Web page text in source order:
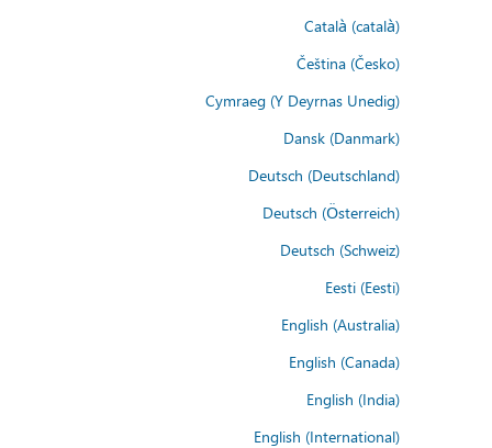
Català (català)
Čeština (Česko)
Cymraeg (Y Deyrnas Unedig)
Dansk (Danmark)
Deutsch (Deutschland)
Deutsch (Österreich)
Deutsch (Schweiz)
Eesti (Eesti)
English (Australia)
English (Canada)
English (India)
English (International)